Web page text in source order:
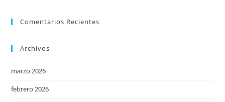
Comentarios Recientes
Archivos
marzo 2026
febrero 2026